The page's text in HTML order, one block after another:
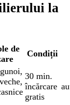
la
de
Condiții
,
,
30 min.
încărcare
gratis